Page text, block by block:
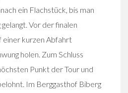
ein Flachstück, bis man
Vor der finalen
einer kurzen Abfahrt
holen. Zum Schluss
Punkt der Tour und
Im Berggasthof Biberg